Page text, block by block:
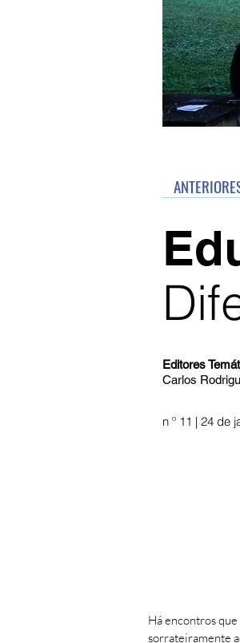
Editores
Carlos
n º 11 | 24 de
Há encontros
sorrateiramente